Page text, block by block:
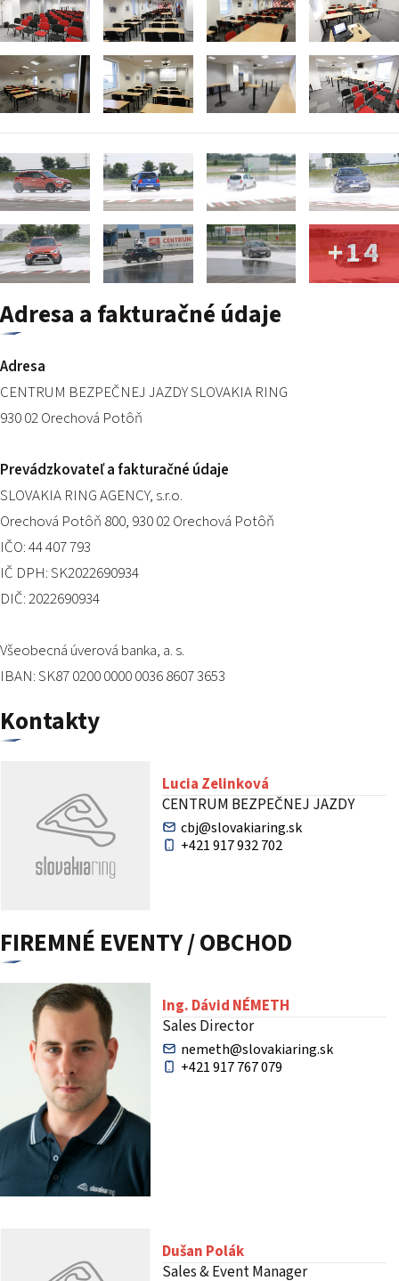
+14
Adresa a fakturačné údaje
Adresa
CENTRUM BEZPEČNEJ JAZDY SLOVAKIA RING
930 02 Orechová Potôň
Prevádzkovateľ a fakturačné údaje
SLOVAKIA RING AGENCY, s.r.o.
Orechová Potôň 800, 930 02 Orechová Potôň
IČO: 44 407 793
IČ DPH: SK2022690934
DIČ: 2022690934
Všeobecná úverová banka, a. s.
IBAN: SK87 0200 0000 0036 8607 3653
Kontakty
Lucia Zelinková
CENTRUM BEZPEČNEJ JAZDY
cbj@slovakiaring.sk
+421 917 932 702
FIREMNÉ EVENTY / OBCHOD
Ing. Dávid NÉMETH
Sales Director
nemeth@slovakiaring.sk
+421 917 767 079
Dušan Polák
Sales & Event Manager